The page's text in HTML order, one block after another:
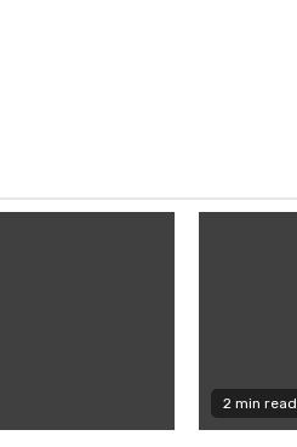
2 min read